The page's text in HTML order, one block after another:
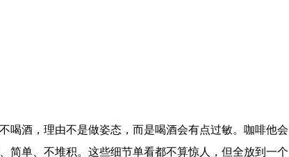
喝酒，理由不是做姿态，而是喝酒会有点过敏。咖啡他会
简单、不堆积。这些细节单看都不算惊人，但全放到一个